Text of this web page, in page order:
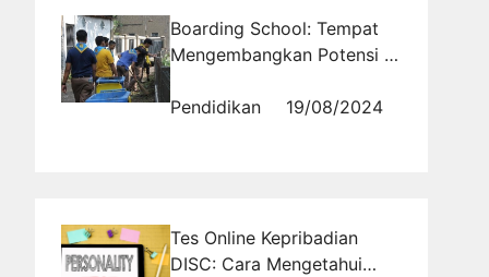
Boarding School: Tempat
Mengembangkan Potensi di
Pendidikan
19/08/2024
Tes Online Kepribadian
DISC: Cara Mengetahui